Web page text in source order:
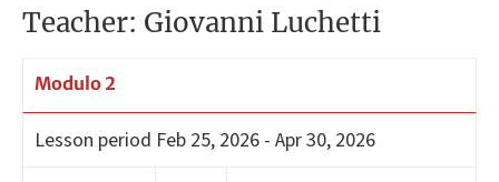
Teacher: Giovanni Luchetti
Modulo 2
Lesson period Feb 25, 2026 - Apr 30, 2026